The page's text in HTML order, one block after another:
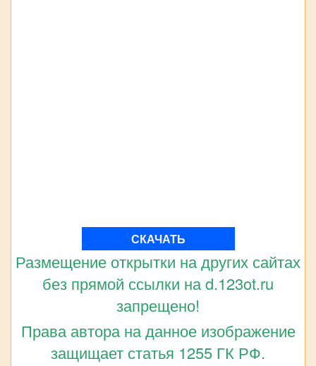
СКАЧАТЬ
Размещение открытки на других сайтах
без прямой ссылки на d.123ot.ru
запрещено!
Права автора на данное изображение
защищает статья 1255 ГК РФ.